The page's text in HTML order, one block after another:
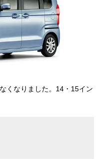
くなりました。14・15イン